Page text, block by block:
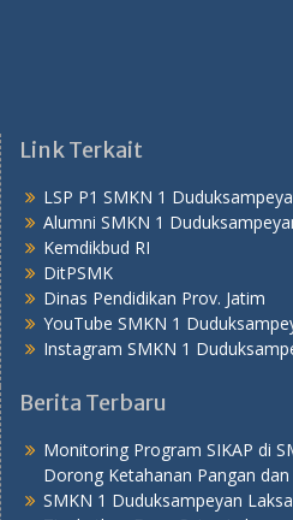
Link Terkait
LSP P1 SMKN 1
Alumni SMKN 1
Kemdikbud RI
DitPSMK
Dinas Pendidikan Prov. Jatim
YouTube SMKN 1
Instagram SMKN 1
Berita Terbaru
Monitoring Program SIKAP di
Dorong Ketahanan Pangan
SMKN 1 Duduksampeyan